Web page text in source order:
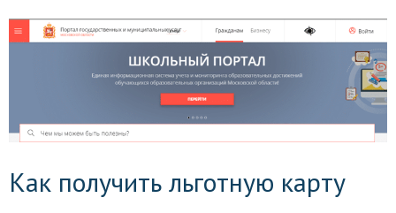
Как получить льготную карту